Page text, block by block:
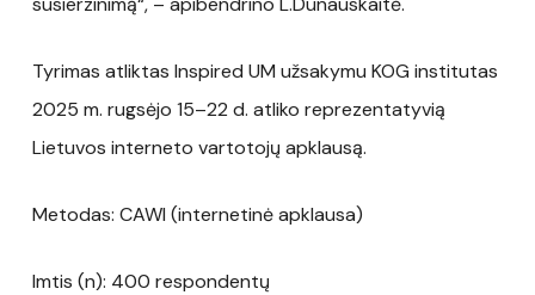
Tyrimas atliktas Inspired UM užsakymu KOG institutas
2025 m. rugsėjo 15–22 d. atliko reprezentatyvią
Lietuvos interneto vartotojų apklausą.
Metodas: CAWI (internetinė apklausa)
Imtis (n): 400 respondentų